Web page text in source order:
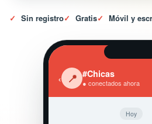
✓ Sin registro✓ Gratis✓ Móvil y
‹ 📍 #Chicas
● conectados ahora
Hoy